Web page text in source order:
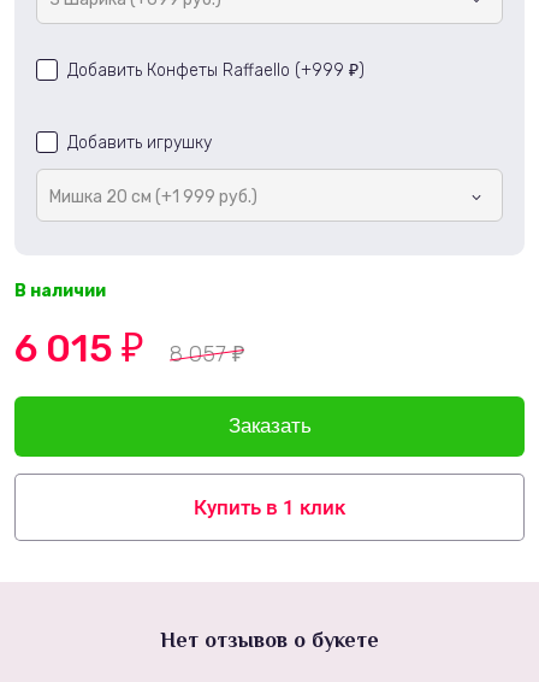
Добавить Конфеты Raffaello (+999 ₽ )
Добавить игрушку
Мишка 20 см (+1 999 руб.)
В наличии
6 015 ₽ 8 057₽
Купить в 1 клик
Нет отзывов о букете